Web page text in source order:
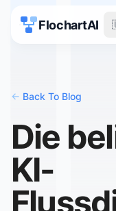
FlochartAI
<- Back To Blog
Die
KI-